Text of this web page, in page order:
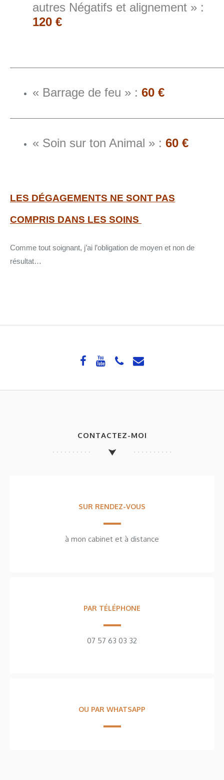
autres Négatifs et alignement » :
120 €
« Barrage de feu » : 60 €
« Soin sur ton Animal » : 60 €
LES DÉGAGEMENTS NE SONT PAS
COMPRIS DANS LES SOINS
Comme tout soignant, j’ai l’obligation de moyen et non de
résultat…
CONTACTEZ-MOI
SUR RENDEZ-VOUS
à mon cabinet et à distance
PAR TÉLÉPHONE
07 57 63 03 32
OU PAR WHATSAPP